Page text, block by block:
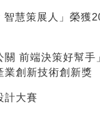
智慧策展人」榮獲
關 前端決策好幫
業創新技術創新獎
計大賽